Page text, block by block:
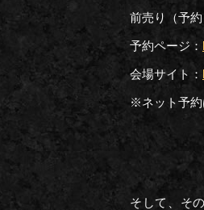
前売り（予
予約ページ：
会場サイト：
※ネット予約
そして、そ